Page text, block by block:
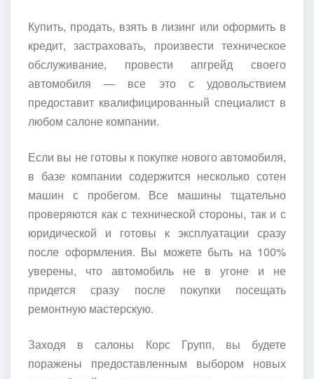
Купить, продать, взять в лизинг или оформить в
кредит, застраховать, произвести техническое
обслуживание, провести апгрейд своего
автомобиля — все это с удовольствием
предоставит квалифицированный специалист в
любом салоне компании.
Если вы не готовы к покупке нового автомобиля,
в базе компании содержится несколько сотен
машин с пробегом. Все машины тщательно
проверяются как с технической стороны, так и с
юридической и готовы к эксплуатации сразу
после оформления. Вы можете быть на 100%
уверены, что автомобиль не в угоне и не
придется сразу после покупки посещать
ремонтную мастерскую.
Заходя в салоны Корс Групп, вы будете
поражены предоставленным выбором новых